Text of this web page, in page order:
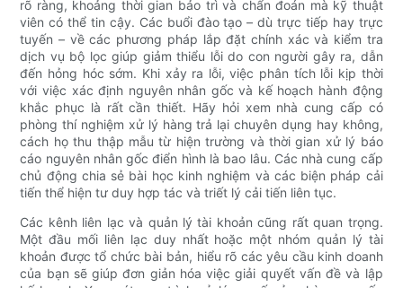
rõ ràng, khoảng thời gian bảo trì và chẩn đoán mà kỹ thuật
viên có thể tin cậy. Các buổi đào tạo – dù trực tiếp hay trực
tuyến – về các phương pháp lắp đặt chính xác và kiểm tra
dịch vụ bộ lọc giúp giảm thiểu lỗi do con người gây ra, dẫn
đến hỏng hóc sớm. Khi xảy ra lỗi, việc phân tích lỗi kịp thời
với việc xác định nguyên nhân gốc và kế hoạch hành động
khắc phục là rất cần thiết. Hãy hỏi xem nhà cung cấp có
phòng thí nghiệm xử lý hàng trả lại chuyên dụng hay không,
cách họ thu thập mẫu từ hiện trường và thời gian xử lý báo
cáo nguyên nhân gốc điển hình là bao lâu. Các nhà cung cấp
chủ động chia sẻ bài học kinh nghiệm và các biện pháp cải
tiến thể hiện tư duy hợp tác và triết lý cải tiến liên tục.
Các kênh liên lạc và quản lý tài khoản cũng rất quan trọng.
Một đầu mối liên lạc duy nhất hoặc một nhóm quản lý tài
khoản được tổ chức bài bản, hiểu rõ các yêu cầu kinh doanh
của bạn sẽ giúp đơn giản hóa việc giải quyết vấn đề và lập